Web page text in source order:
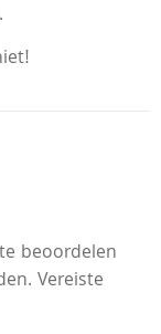
beoordelen
Vereiste